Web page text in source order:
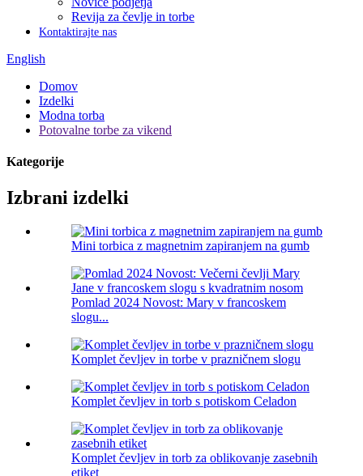
Revija za čevlje in torbe
Kontaktirajte nas
English
Domov
Izdelki
Modna torba
Potovalne torbe za vikend
Kategorije
Izbrani izdelki
Mini torbica z magnetnim zapiranjem na gumb
Pomlad 2024 Novost: Mary v francoskem
slogu...
Komplet čevljev in torbe v prazničnem slogu
Komplet čevljev in torb s potiskom Celadon
Komplet čevljev in torb za oblikovanje zasebnih
etiket